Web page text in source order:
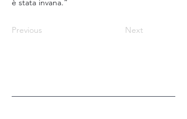
è stata invana.”
Previous Next